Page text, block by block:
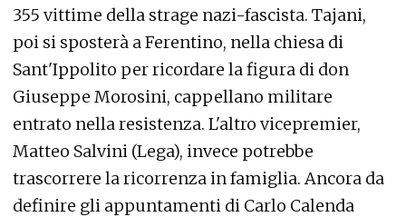
355 vittime della strage nazi-fascista. Tajani,
poi si sposterà a Ferentino, nella chiesa di
Sant'Ippolito per ricordare la figura di don
Giuseppe Morosini, cappellano militare
entrato nella resistenza. L'altro vicepremier,
Matteo Salvini (Lega), invece potrebbe
trascorrere la ricorrenza in famiglia. Ancora da
definire gli appuntamenti di Carlo Calenda